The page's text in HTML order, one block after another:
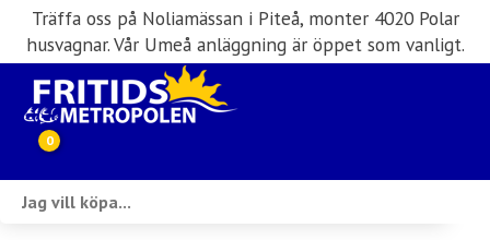
Träffa oss på Noliamässan i Piteå, monter 4020 Polar
husvagnar. Vår Umeå anläggning är öppet som vanligt.
0